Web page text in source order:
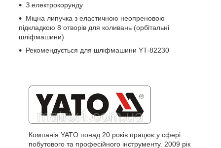
З електрокорунду
Міцна липучка з еластичною неопреновою
підкладкою 8 отворів для коливань (орбітальні
шліфмашини)
Рекомендується для шліфмашини YT-82230
Компанія YATO понад 20 років працює у сфері
побутового та професійного інструменту. 2009 рік